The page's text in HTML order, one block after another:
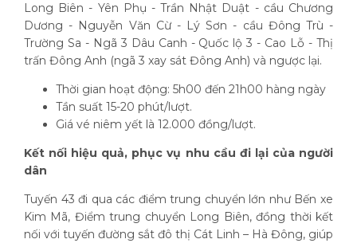
Long Biên - Yên Phụ - Trần Nhật Duật - cầu Chương
Dương - Nguyễn Văn Cừ - Lý Sơn - cầu Đông Trù -
Trường Sa - Ngã 3 Dâu Canh - Quốc lộ 3 - Cao Lỗ - Thị
trấn Đông Anh (ngã 3 xay sát Đông Anh) và ngược lại.
Thời gian hoạt động: 5h00 đến 21h00 hàng ngày
Tần suất 15-20 phút/lượt.
Giá vé niêm yết là 12.000 đồng/lượt.
Kết nối hiệu quả, phục vụ nhu cầu đi lại của người
dân
Tuyến 43 đi qua các điểm trung chuyển lớn như Bến xe
Kim Mã, Điểm trung chuyển Long Biên, đồng thời kết
nối với tuyến đường sắt đô thị Cát Linh – Hà Đông, giúp